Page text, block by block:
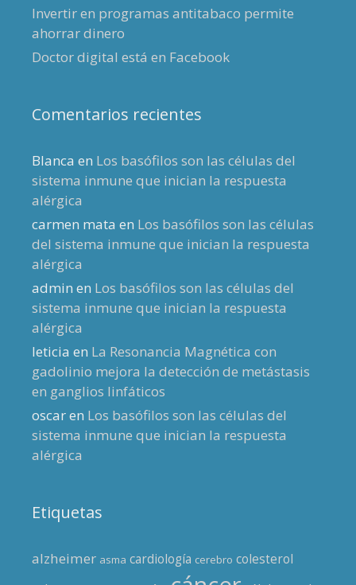
Invertir en programas antitabaco permite
ahorrar dinero
Doctor digital está en Facebook
Comentarios recientes
Blanca en Los basófilos son las células del
sistema inmune que inician la respuesta
alérgica
carmen mata en Los basófilos son las células
del sistema inmune que inician la respuesta
alérgica
admin en Los basófilos son las células del
sistema inmune que inician la respuesta
alérgica
leticia en La Resonancia Magnética con
gadolinio mejora la detección de metástasis
en ganglios linfáticos
oscaren Los basófilos son las células del
sistema inmune que inician la respuesta
alérgica
Etiquetas
alzheimer asma cardiología cerebro colesterol